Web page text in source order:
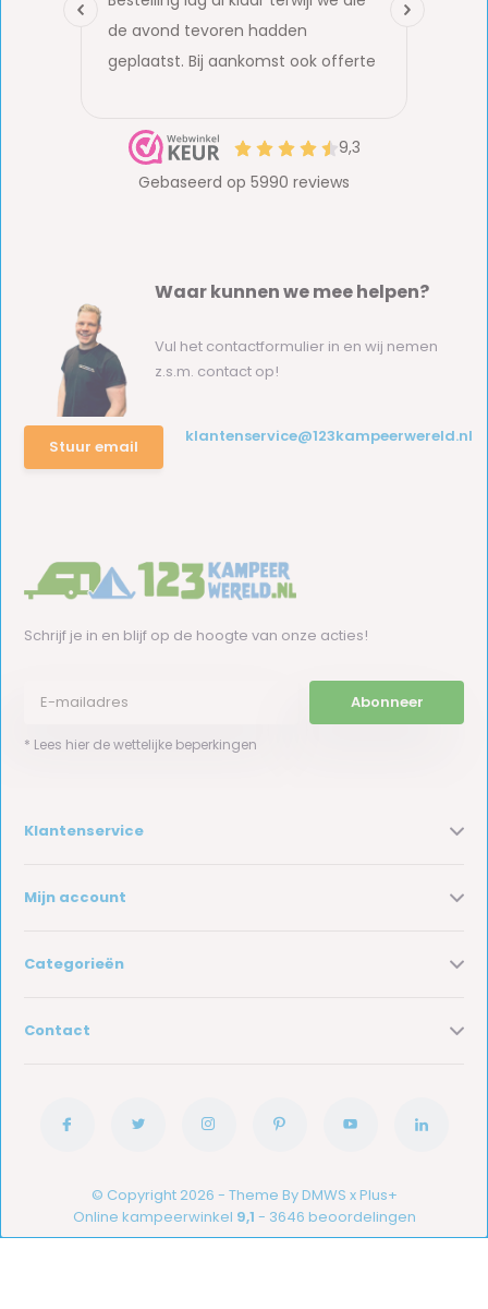
Waar kunnen we mee helpen?
Vul het contactformulier in en wij nemen
z.s.m. contact op!
Stuur email
klantenservice@123kampeerwereld.nl
Schrijf je in en blijf op de hoogte van onze acties!
Abonneer
* Lees hier de wettelijke beperkingen
Klantenservice
Mijn account
Categorieën
Contact
© Copyright 2026 - Theme By DMWS x Plus+
Online kampeerwinkel 9,1 - 3646 beoordelingen